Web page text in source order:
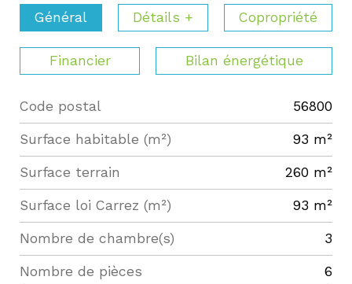
Général Détails + Copropriété
Financier Bilan énergétique
Label Value
Code postal 56800
Surface habitable (m²) 93 m²
surface terrain 260 m²
Surface loi Carrez (m²) 93 m²
Nombre de chambre(s) 3
Nombre de pièces 6